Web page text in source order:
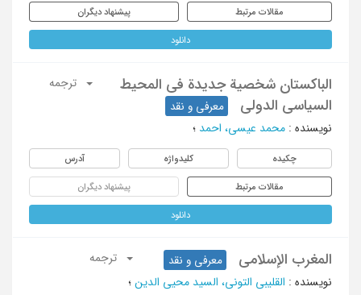
مقالات مرتبط پیشنهاد دیگران
دانلود
الباکستان شخصیة جدیدة فی المحیط
السیاسی الدولی
معرفی و نقد
ترجمه
نویسنده : محمد عیسی، احمد ؛
چکیده کلیدواژه آدرس
مقالات مرتبط پیشنهاد دیگران
دانلود
المغرب الإسلامی معرفی و نقد
ترجمه
نویسنده : القلیبی التونی، السید محیی الدین ؛